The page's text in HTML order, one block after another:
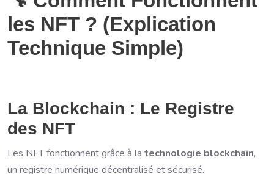
les NFT ? (Explication
Technique Simple)
La Blockchain : Le Registre
des NFT
Les NFT fonctionnent grâce à la technologie blockchain,
un registre numérique décentralisé et sécurisé.